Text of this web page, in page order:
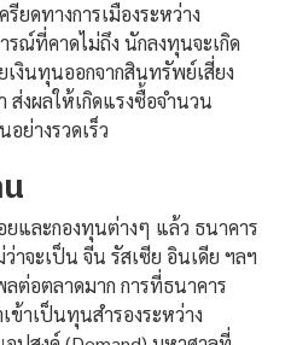
ยดทางการเมืองระหว่าง
รณ์ที่คาดไม่ถึง นักลงทุนจะเกิด
งินทุนออกจากสินทรัพย์เสี่ยง
ส่งผลให้เกิดแรงซื้อจำนวน
ย่างรวดเร็ว
และกองทุนต่างๆ แล้ว ธนาคาร
าจะเป็น จีน รัสเซีย อินเดีย ฯลฯ
ต่อตลาดมาก การที่ธนาคาร
ข้าเป็นทุนสำรองระหว่าง